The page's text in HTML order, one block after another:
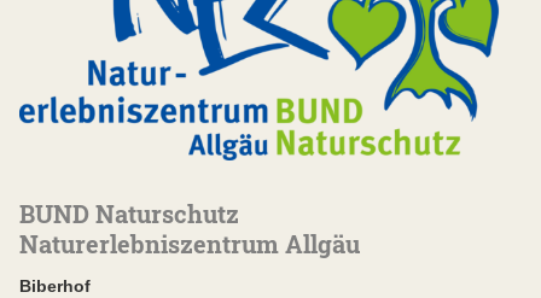
BUND Naturschutz
Naturerlebniszentrum Allgäu
Biberhof